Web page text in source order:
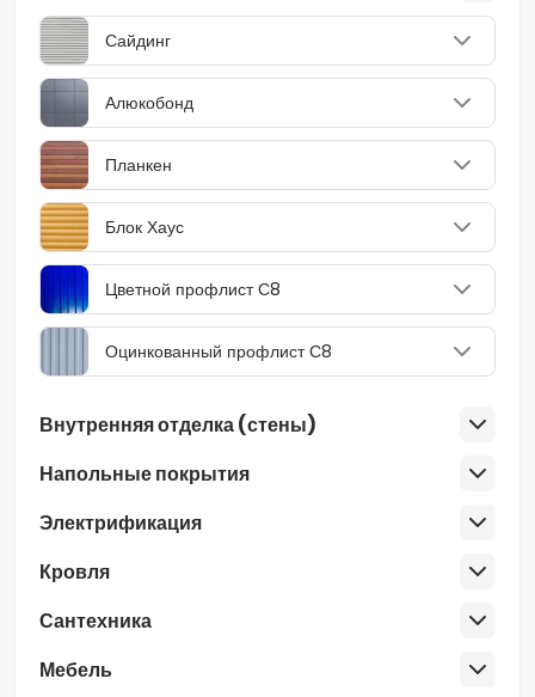
Сайдинг
Алюкобонд
Планкен
Блок Хаус
Цветной профлист С8
Оцинкованный профлист С8
Внутренняя отделка (стены)
Напольные покрытия
Электрификация
Кровля
Сантехника
Мебель